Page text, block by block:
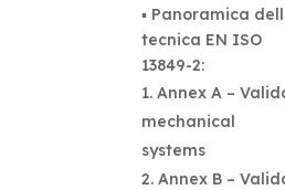
▪ Panoramica
tecnica EN ISO
13849-2:
Annex A –
mechanical
systems
Annex B –